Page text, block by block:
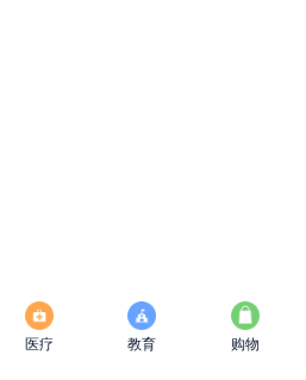
医疗 教育 购物